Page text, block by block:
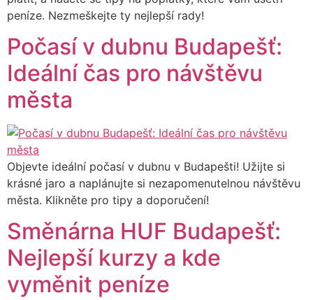
peníze. Nezmeškejte ty nejlepší rady!
Počasí v dubnu Budapešť:
Ideální čas pro návštěvu
města
Objevte ideální počasí v dubnu v Budapešti! Užijte si
krásné jaro a naplánujte si nezapomenutelnou návštěvu
města. Klikněte pro tipy a doporučení!
Směnárna HUF Budapešť:
Nejlepší kurzy a kde
vyměnit peníze